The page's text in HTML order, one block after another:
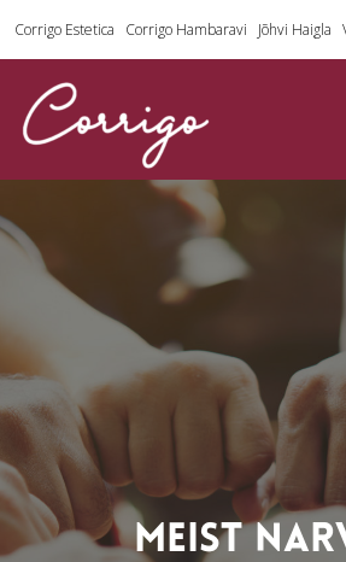
Corrigo Estetica Corrigo Hambaravi Jõhvi Haigla
MEIST